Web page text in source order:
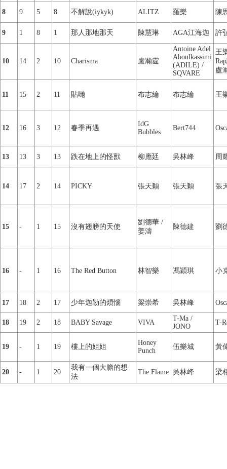
8 9 5 8 不解說(iykyk) ALITZ 羅樂 陳
9 1 8 1 那人那地那天 陳慧琳 AGA江海迦 許
10 14 2 10 Charisma 盧瀚霆
Antoine Adel
Aboulkassimi
(ADILE) /
SQVARE
王
盧
11 15 2 11 貼哋 布志綸 布志綸 王
12 16 3 12 春季再遇
IdG
Bubbles
Bert744
13 13 3 13 跌在地上的怪獸 柳應廷 吳林峰 周
14 17 2 14 PICKY 張天穎 張天穎 張
15 - 1 15 沒有翅膀的天使
劉德華 /
姜濤
陳德建 劉
16 - 1 16 The Red Button 林智樂 馮穎琪 小
17 18 2 17 少年迦勒的煩惱 梁崇希 吳林峰
18 19 2 18 BABY Savage VIVA
T-Ma /
JONO
T-
19 - 1 19 樓上的姐姐
Honey
Punch
伍樂城 黃
20 - 1 20
我有一個大膽的想
法
The Flame 吳林峰 梁